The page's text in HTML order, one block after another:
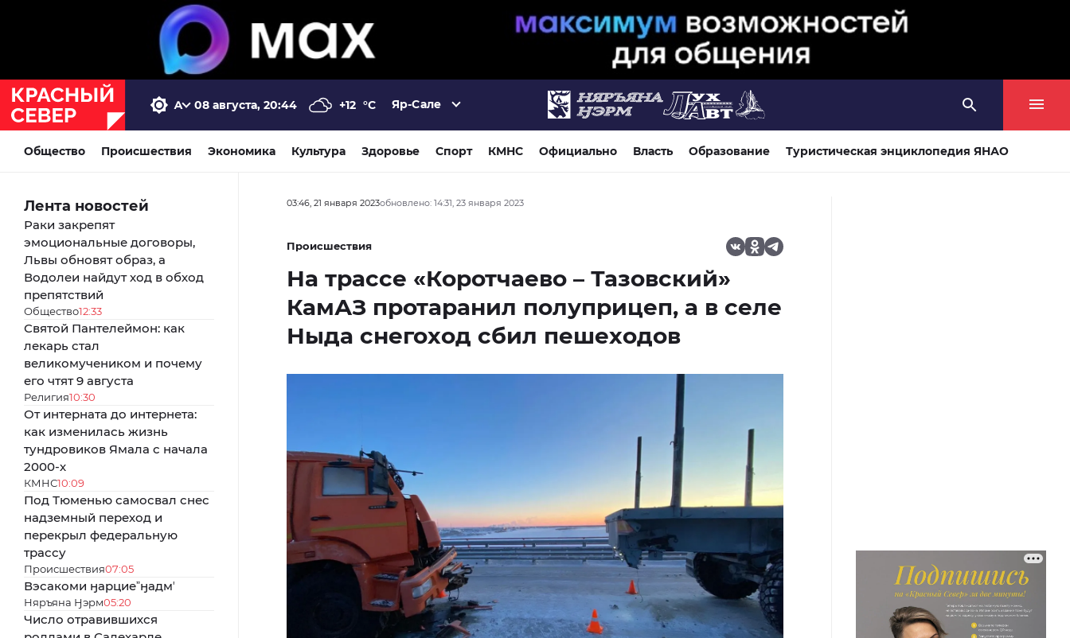
08 августа, 20:44 +12 °C Яр-Сале
Общество Происшествия Экономика Культура Здоровье Спорт КМНС Официально Власть Образование Туристическая энциклопедия ЯНАО
Лента новостей
Раки закрепят
эмоциональные договоры,
Львы обновят образ, а
Водолеи найдут ход в обход
препятствий
Общество12:33
Святой Пантелеймон: как
лекарь стал
великомучеником и почему
его чтят 9 августа
Религия10:30
От интерната до интернета:
как изменилась жизнь
тундровиков Ямала с начала
2000-х
КМНС10:09
Под Тюменью самосвал снес
надземный переход и
перекрыл федеральную
трассу
Происшествия07:05
Вэсакоми ӈарциеˮӈадмʼ
Няръяна Ӈэрм05:20
Число отравившихся
03:46, 21 января 2023обновлено: 14:31, 23 января 2023
Происшествия
На трассе «Коротчаево – Тазовский»
КамАЗ протаранил полуприцеп, а в селе
Ныда снегоход сбил пешеходов